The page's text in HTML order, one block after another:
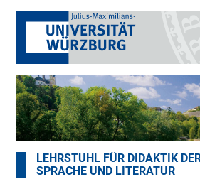
LEHRSTUHL FÜR DIDAKTIK
SPRACHE UND LITERATUR